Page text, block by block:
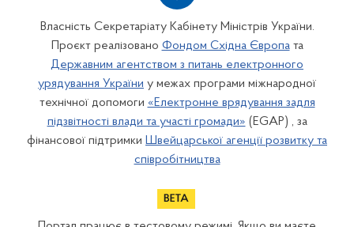
Власність Секретаріату Кабінету Міністрів України.
Проєкт реалізовано Фондом Східна Європата
Державним агентством з питань електронного
урядування України у межах програми міжнародної
технічної допомоги «Електронне врядування задля
підзвітності влади та участі громади» (EGAP) , за
фінансової підтримки Швейцарської агенції розвитку та
співробітництва